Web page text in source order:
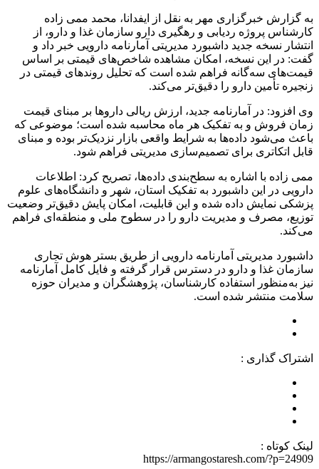
به گزارش خبرگزاری مهر به نقل از ایفدانا، محمد ممی زاده
کارشناس پروژه ردیابی و رهگیری دارو سازمان غذا و دارو، از
انتشار نسخه جدید داشبورد مدیریتی آمارنامه دارویی خبر داد و
گفت: در این نسخه، امکان مشاهده شاخص‌های قیمتی بر اساس
قیمت‌های سه‌گانه فراهم شده است که تحلیل روندهای قیمتی در
زنجیره تأمین دارو را دقیق‌تر می‌کند.
وی افزود: در آمارنامه جدید، ارزش ریالی داروها بر مبنای قیمت
زمان فروش و به تفکیک هر ماه محاسبه شده است؛ موضوعی که
باعث می‌شود داده‌ها به شرایط واقعی بازار نزدیک‌تر بوده و مبنای
قابل اتکاتری برای تصمیم‌سازی مدیریتی فراهم شود.
ممی زاده با اشاره به سطح‌بندی داده‌ها، تصریح کرد: اطلاعات
دارویی در این داشبورد به تفکیک استان، شهر و دانشگاه‌های علوم
پزشکی نمایش داده شده و این قابلیت، امکان پایش دقیق‌تر وضعیت
توزیع، مصرف و مدیریت دارو را در سطوح ملی و منطقه‌ای فراهم
می‌کند.
داشبورد مدیریتی آمارنامه دارویی از طریق بستر هوش تجاری
سازمان غذا و دارو در دسترس قرار گرفته و فایل کامل آمارنامه
نیز به‌منظور استفاده کارشناسان، پژوهشگران و مدیران حوزه
سلامت منتشر شده است.
اشتراک گذاری :
لینک کوتاه :
https://armangostaresh.com/?p=24909